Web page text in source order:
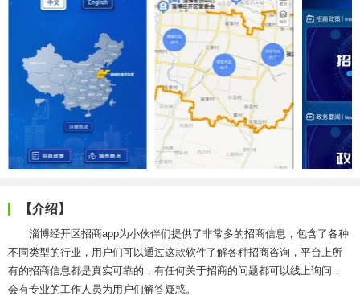
【介绍】
淄博经开区招商app为小伙伴们提供了非常多的招商信息，包含了各种
不同类型的行业，用户们可以通过这款软件了解各种招商咨询，平台上所
有的招商信息都是真实可靠的，有任何关于招商的问题都可以线上询问，
会有专业的工作人员为用户们解答疑惑。